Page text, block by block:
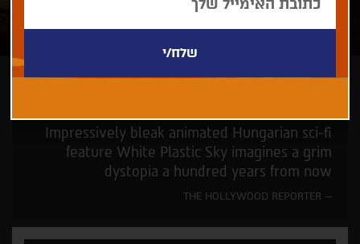
Impressively bleak animated Hungarian sci-fi
feature White Plastic Sky imagines a grim
dystopia a hundred years from now
THE HOLLYWOOD REPORTER